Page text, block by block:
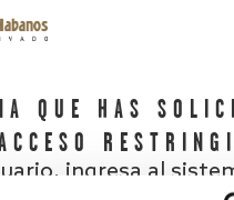
QUE HAS
ingresa al